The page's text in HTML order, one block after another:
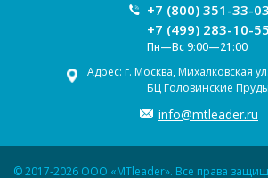
+7 (800) 351-33-03
+7 (499) 283-10-55
Пн—Вс 9:00—21:00
Адрес: г. Москва, Михалковская
БЦ Головинские Пруды
info@mtleader.ru
© 2017-2026 ООО «MTleader». Все права